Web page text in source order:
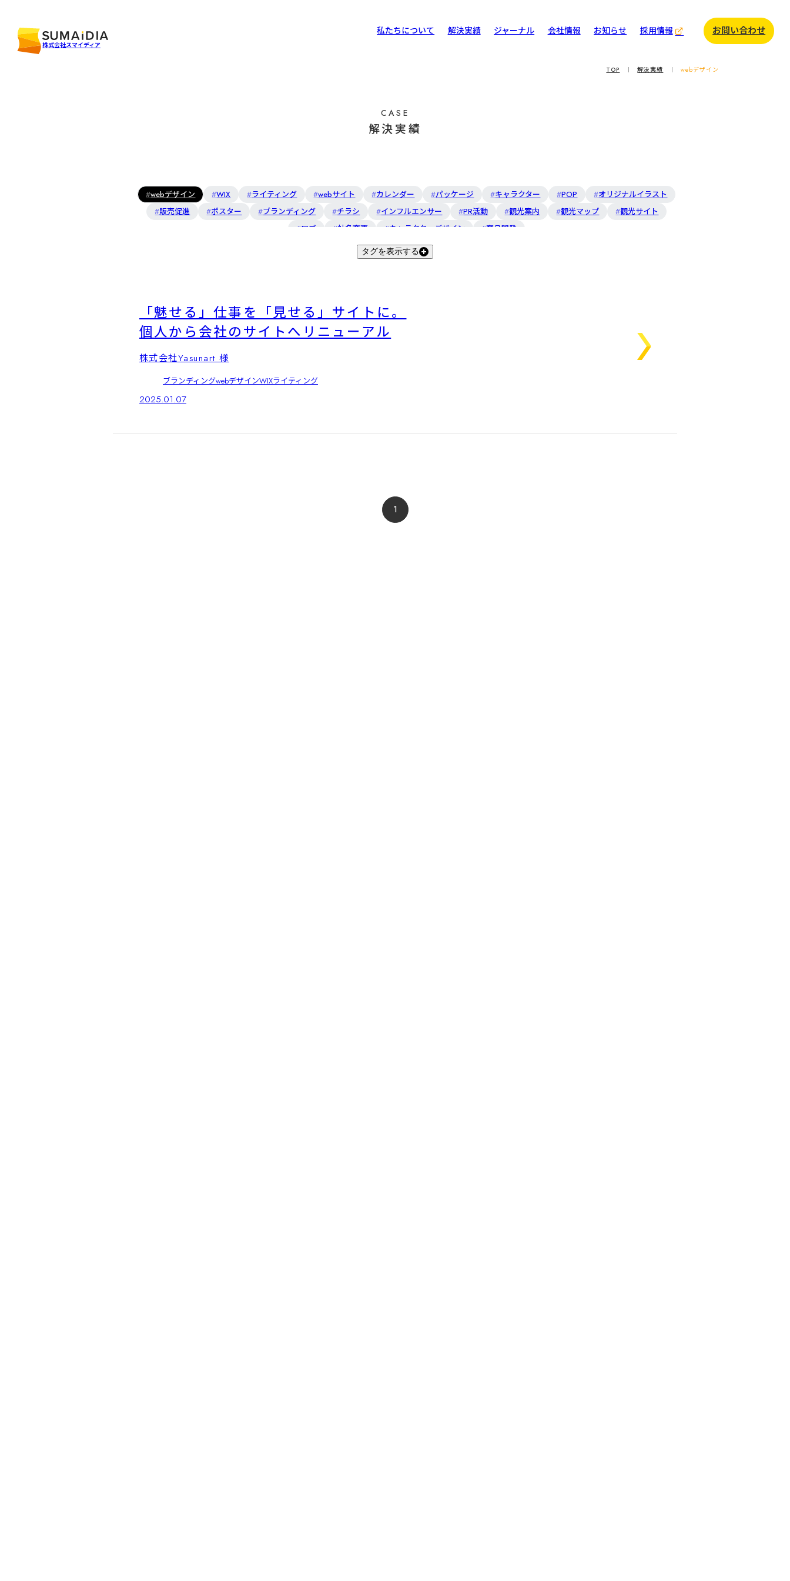
株式会社スマイディア
私たちについて 解決実績 ジャーナル 会社情報 お知らせ 採用情報 お問い合わせ
TOP 解決実績 webデザイン
CASE
解決実績
webデザイン WIX ライティング webサイト カレンダー パッケージ キャラクター POP
オリジナルイラスト
販売促進
ポスター ブランディング チラシ インフルエンサー PR活動 観光案内 観光マップ
観光サイト
ロゴ
社名変更 キャラクターデザイン 商品開発
タグを表示する
「魅せる」仕事を「見せる」サイトに。
個人から会社のサイトへリニューアル
株式会社Yasunart 様
ブランディングwebデザインWIXライティング
2025.01.07
1